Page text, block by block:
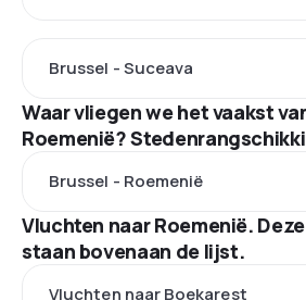
Brussel - Suceava
Waar vliegen we het vaakst
Roemenië?
Brussel - Roemenië
Vluchten naar Roemenië.
staan bovenaan de lijst.
Vluchten naar Boekarest